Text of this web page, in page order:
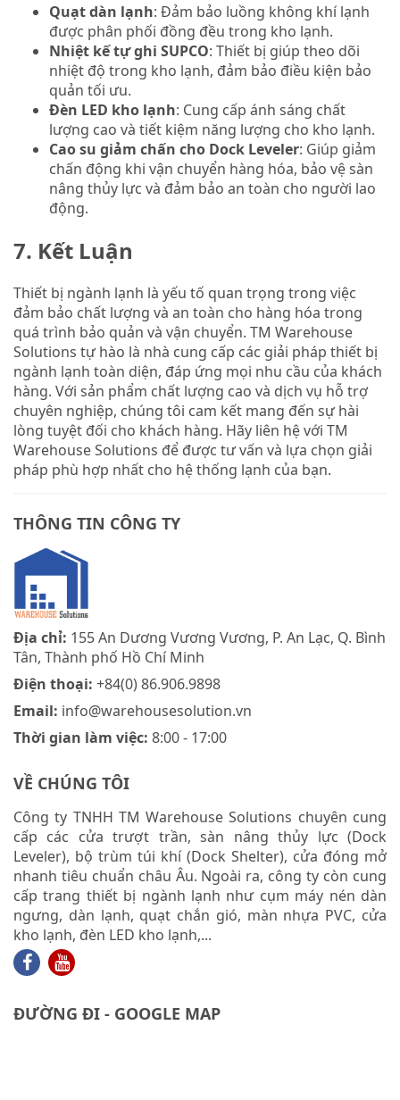
Quạt dàn lạnh: Đảm bảo luồng không khí lạnh
được phân phối đồng đều trong kho lạnh.
Nhiệt kế tự ghi SUPCO: Thiết bị giúp theo dõi
nhiệt độ trong kho lạnh, đảm bảo điều kiện bảo
quản tối ưu.
Đèn LED kho lạnh: Cung cấp ánh sáng chất
lượng cao và tiết kiệm năng lượng cho kho lạnh.
Cao su giảm chấn cho Dock Leveler: Giúp giảm
chấn động khi vận chuyển hàng hóa, bảo vệ sàn
nâng thủy lực và đảm bảo an toàn cho người lao
động.
7. Kết Luận
Thiết bị ngành lạnh là yếu tố quan trọng trong việc
đảm bảo chất lượng và an toàn cho hàng hóa trong
quá trình bảo quản và vận chuyển. TM Warehouse
Solutions tự hào là nhà cung cấp các giải pháp thiết bị
ngành lạnh toàn diện, đáp ứng mọi nhu cầu của khách
hàng. Với sản phẩm chất lượng cao và dịch vụ hỗ trợ
chuyên nghiệp, chúng tôi cam kết mang đến sự hài
lòng tuyệt đối cho khách hàng. Hãy liên hệ với TM
Warehouse Solutions để được tư vấn và lựa chọn giải
pháp phù hợp nhất cho hệ thống lạnh của bạn.
THÔNG TIN CÔNG TY
Địa chỉ: 155 An Dương Vương Vương, P. An Lạc, Q. Bình
Tân, Thành phố Hồ Chí Minh
Điện thoại: +84(0) 86.906.9898
Email: info@warehousesolution.vn
Thời gian làm việc: 8:00 - 17:00
VỀ CHÚNG TÔI
Công ty TNHH TM Warehouse Solutions chuyên cung
cấp các cửa trượt trần, sàn nâng thủy lực (Dock
Leveler), bộ trùm túi khí (Dock Shelter), cửa đóng mở
nhanh tiêu chuẩn châu Âu. Ngoài ra, công ty còn cung
cấp trang thiết bị ngành lạnh như cụm máy nén dàn
ngưng, dàn lạnh, quạt chắn gió, màn nhựa PVC, cửa
kho lạnh, đèn LED kho lạnh,...
ĐƯỜNG ĐI - GOOGLE MAP